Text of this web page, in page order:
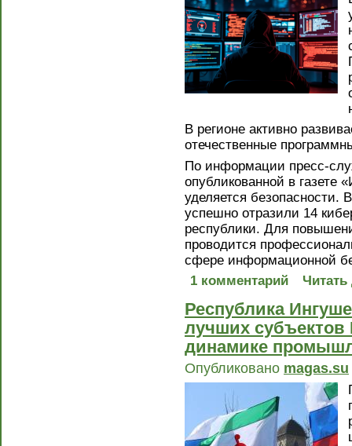
В регионе активно
отечественные
По информации пресс-
опубликованной в газете
уделяется
успешно отразили 14
республики. Для
проводится
сфере информационной
1 комментарий
Читать
Республика
лучших
динамике
Опубликовано magas.su